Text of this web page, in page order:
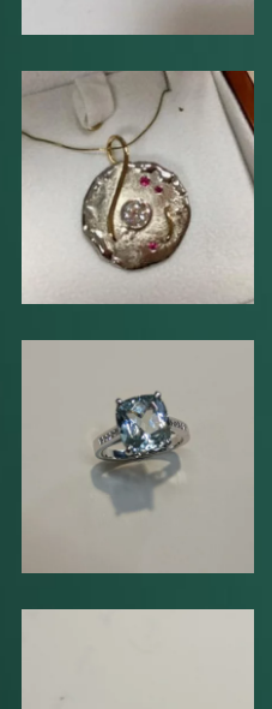
Bague en or blanc
750°°°, sertie de
diamants et
d’une aigue
marine
925°°° sertie d’un